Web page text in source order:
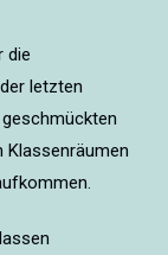
die
letzten
Klassenräumen